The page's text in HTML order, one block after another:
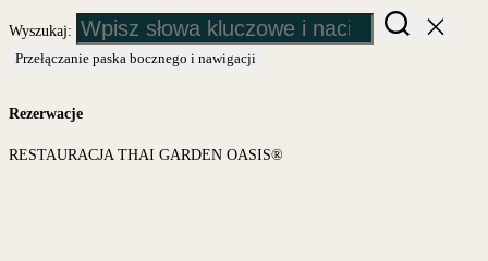
Wyszukaj:
Przełączanie paska bocznego i nawigacji
Rezerwacje
RESTAURACJA THAI GARDEN OASIS®